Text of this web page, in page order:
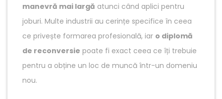
manevră mai largă atunci când aplici pentru
joburi. Multe industrii au cerințe specifice în ceea
ce privește formarea profesională, iar o diplomă
de reconversie poate fi exact ceea ce îți trebuie
pentru a obține un loc de muncă într-un domeniu
nou.